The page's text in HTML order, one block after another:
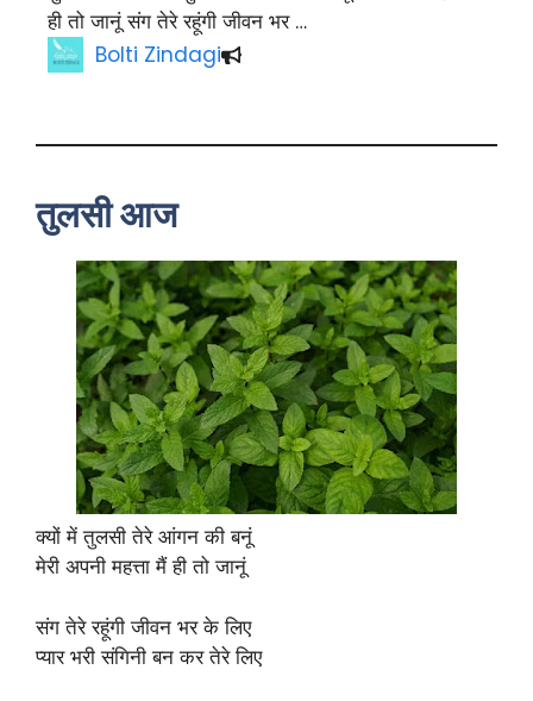
ही तो जानूं संग तेरे रहूंगी जीवन भर …
Bolti Zindagi
तुलसी आज
क्यों में तुलसी तेरे आंगन की बनूं
मेरी अपनी महत्ता मैं ही तो जानूं
संग तेरे रहूंगी जीवन भर के लिए
प्यार भरी संगिनी बन कर तेरे लिए